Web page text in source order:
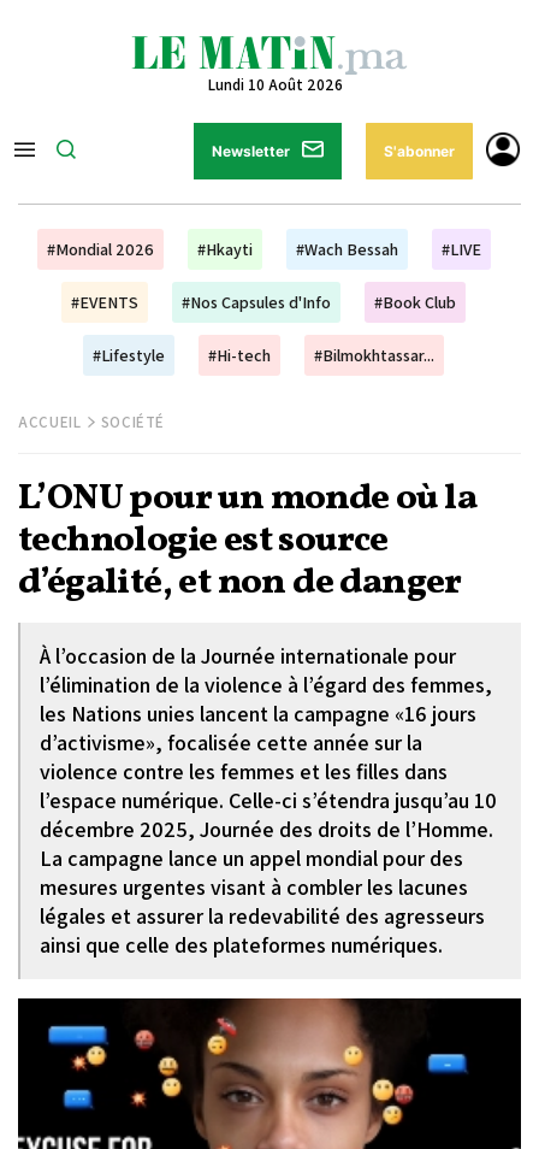
Lundi 10 Août 2026
Newsletter S'abonner
#Mondial 2026 #Hkayti #Wach Bessah #LIVE
#EVENTS #Nos Capsules d'Info #Book Club
#Lifestyle #Hi-tech #Bilmokhtassar...
ACCUEIL SOCIÉTÉ
L’ONU pour un monde où la
technologie est source
d’égalité, et non de danger
À l’occasion de la Journée internationale pour
l’élimination de la violence à l’égard des femmes,
les Nations unies lancent la campagne «16 jours
d’activisme», focalisée cette année sur la
violence contre les femmes et les filles dans
l’espace numérique. Celle-ci s’étendra jusqu’au 10
décembre 2025, Journée des droits de l’Homme.
La campagne lance un appel mondial pour des
mesures urgentes visant à combler les lacunes
légales et assurer la redevabilité des agresseurs
ainsi que celle des plateformes numériques.